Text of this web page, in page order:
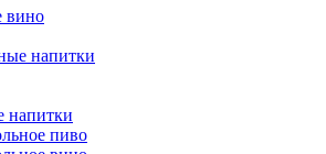
вино
напитки
напитки
пиво